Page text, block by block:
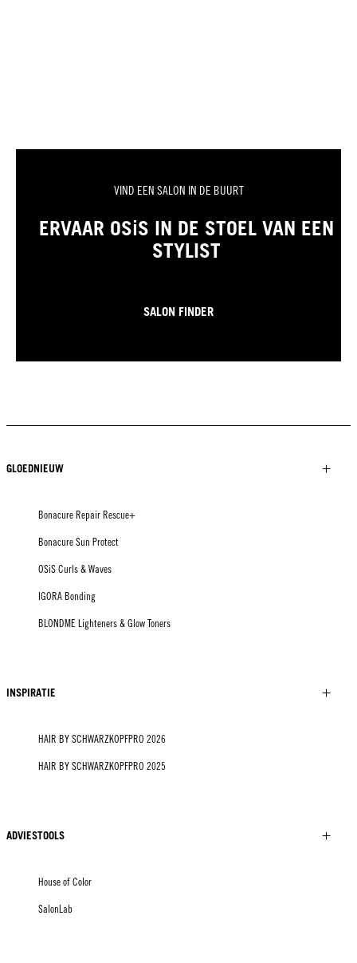
VIND EEN SALON IN DE BUURT
ERVAAR OSiS IN DE STOEL VAN EEN
STYLIST
SALON FINDER
GLOEDNIEUW
Bonacure Repair Rescue+
Bonacure Sun Protect
OSiS Curls & Waves
IGORA Bonding
BLONDME Lighteners & Glow Toners
INSPIRATIE
HAIR BY SCHWARZKOPFPRO 2026
HAIR BY SCHWARZKOPFPRO 2025
ADVIESTOOLS
House of Color
SalonLab